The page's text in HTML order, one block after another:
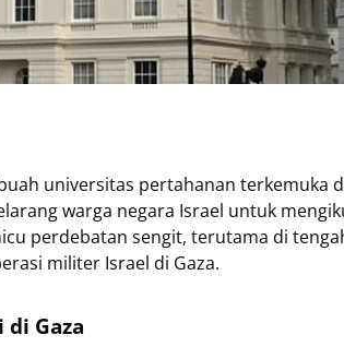
universitas pertahanan terkemuka
warga negara Israel untuk
perdebatan sengit, terutama di
militer Israel di Gaza.
di Gaza